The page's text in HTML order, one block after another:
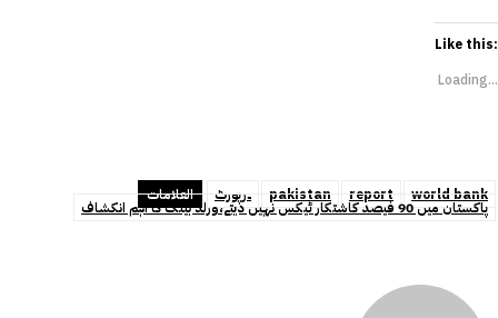
Like this:
Loading...
العلامات ۔رپورٹ pakistan report world bank
پاکستان میں 90 فیصد کاشتکار ٹیکس نہیں دیتے،ورلڈ بینک کا اہم انکشاف